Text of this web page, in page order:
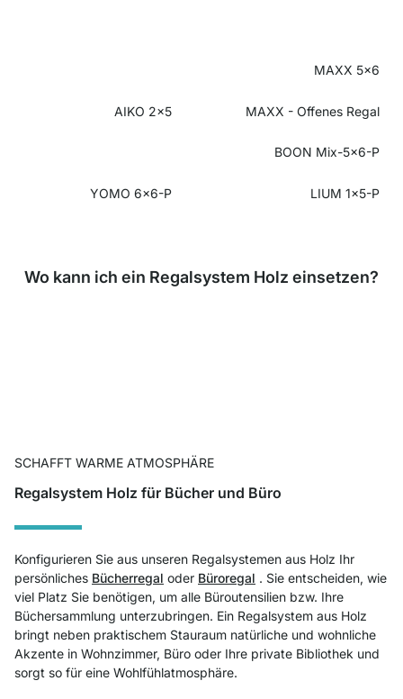
MAXX 5x6
AIKO 2x5 MAXX - Offenes Regal
BOON Mix-5x6-P
YOMO 6x6-P LIUM 1x5-P
Wo kann ich ein Regalsystem Holz einsetzen?
SCHAFFT WARME ATMOSPHÄRE
Regalsystem Holz für Bücher und Büro
Konfigurieren Sie aus unseren Regalsystemen aus Holz Ihr
persönliches Bücherregal oder Büroregal . Sie entscheiden, wie
viel Platz Sie benötigen, um alle Büroutensilien bzw. Ihre
Büchersammlung unterzubringen. Ein Regalsystem aus Holz
bringt neben praktischem Stauraum natürliche und wohnliche
Akzente in Wohnzimmer, Büro oder Ihre private Bibliothek und
sorgt so für eine Wohlfühlatmosphäre.